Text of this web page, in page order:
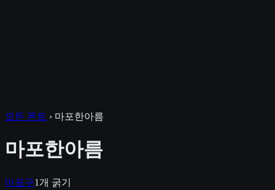
모든 폰트 › 마포한아름
마포한아름
마포구1 개 굵기